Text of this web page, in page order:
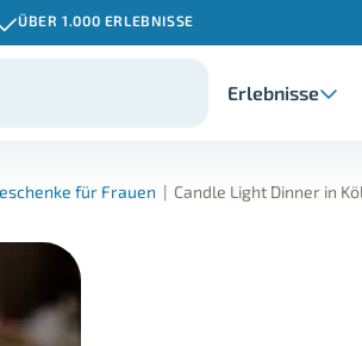
ÜBER 1.000 ERLEBNISSE
Erlebnisse
für Frauen | Candle Light Dinner in